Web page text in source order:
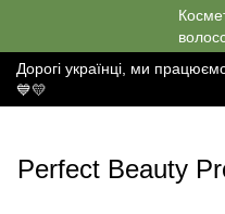
Дорогі українці, ми
💙💛
Perfect Beauty